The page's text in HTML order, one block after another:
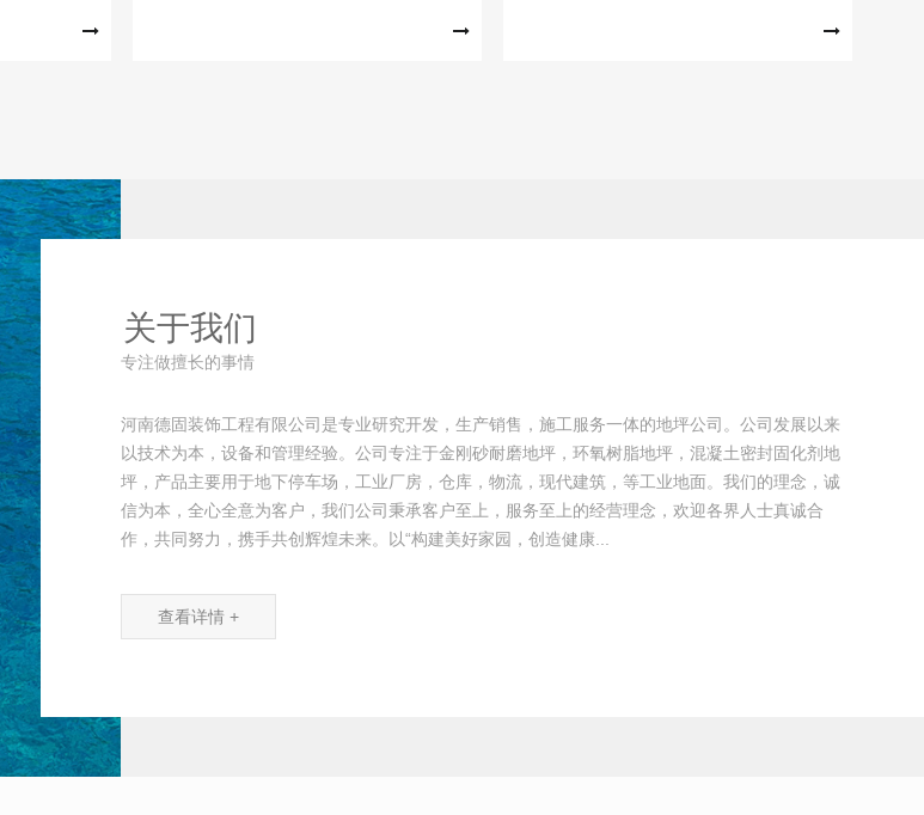
关于我们
专注做擅长的事情
河南德固装饰工程有限公司是专业研究开发，生产销售，施工服务一体的地坪公司。公司发展以来
以技术为本，设备和管理经验。公司专注于金刚砂耐磨地坪，环氧树脂地坪，混凝土密封固化剂地
坪，产品主要用于地下停车场，工业厂房，仓库，物流，现代建筑，等工业地面。我们的理念，诚
信为本，全心全意为客户，我们公司秉承客户至上，服务至上的经营理念，欢迎各界人士真诚合
作，共同努力，携手共创辉煌未来。以“构建美好家园，创造健康...
查看详情 +